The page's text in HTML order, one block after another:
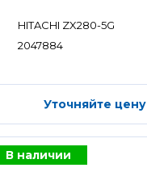
HITACHI ZX280-5G
2047884
Уточняйте цену
В наличии